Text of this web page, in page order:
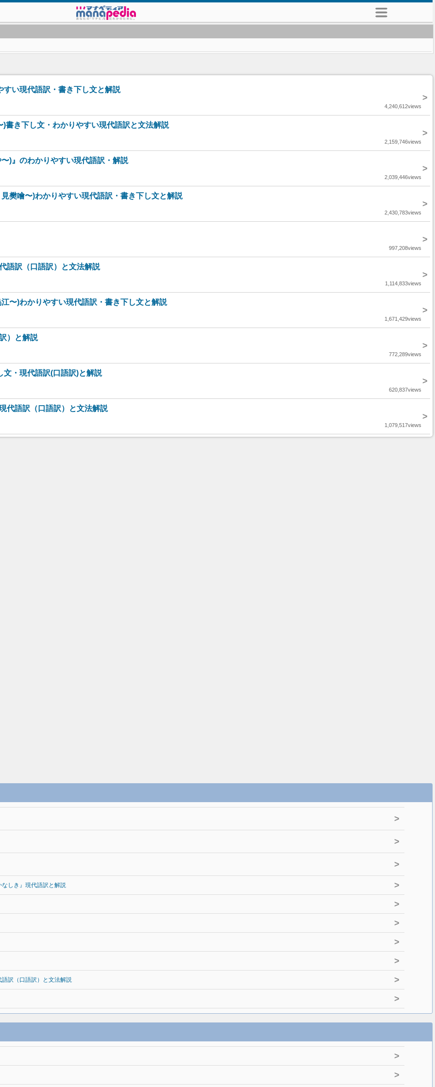
すい現代語訳・書き下し文と解説
>
4,240,612views
)書き下し文・わかりやすい現代語訳と文法解説
>
2,159,746views
)』のわかりやすい現代語訳・解説
>
2,039,446views
樊噲〜)わかりやすい現代語訳・書き下し文と解説
>
2,430,783views
>
997,208views
語訳（口語訳）と文法解説
>
1,114,833views
〜)わかりやすい現代語訳・書き下し文と解説
>
1,671,429views
）と解説
>
772,289views
文・現代語訳(口語訳)と解説
>
620,837views
代語訳（口語訳）と文法解説
>
1,079,517views
>
>
>
しき』現代語訳と解説 >
>
>
>
>
訳（口語訳）と文法解説 >
>
>
>